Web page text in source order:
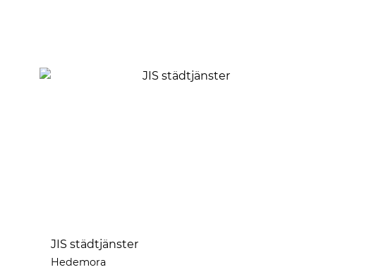
JIS städtjänster
Hedemora